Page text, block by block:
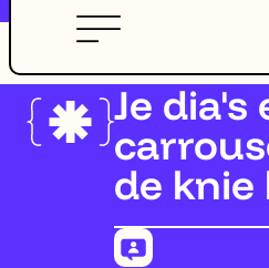
Je dia's
de